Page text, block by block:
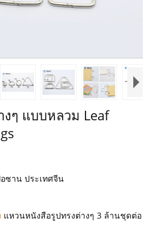
ๆ แบบหลวม Leaf
ซาน ประเทศจีน
แหวนหนังสือรูปทรงต่างๆ 3 ล้านชุดต่อ